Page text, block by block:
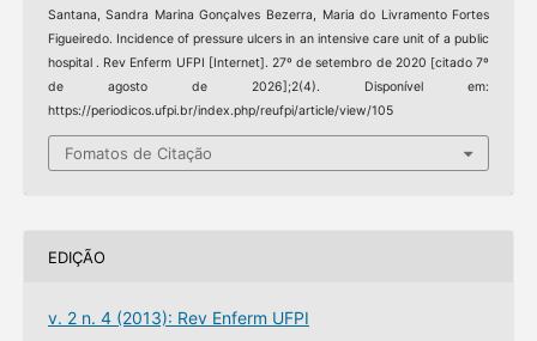
Santana, Sandra Marina Gonçalves Bezerra, Maria do Livramento Fortes
Figueiredo. Incidence of pressure ulcers in an intensive care unit of a public
hospital . Rev Enferm UFPI [Internet]. 27º de setembro de 2020 [citado 7º
de agosto de 2026];2(4). Disponível em:
https://periodicos.ufpi.br/index.php/reufpi/article/view/105
Fomatos de Citação
EDIÇÃO
v. 2 n. 4 (2013): Rev Enferm UFPI